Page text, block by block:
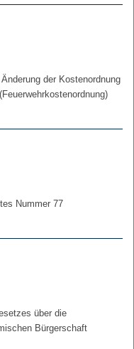
der Kostenordnung
Nummer 77
über die
Bürgerschaft